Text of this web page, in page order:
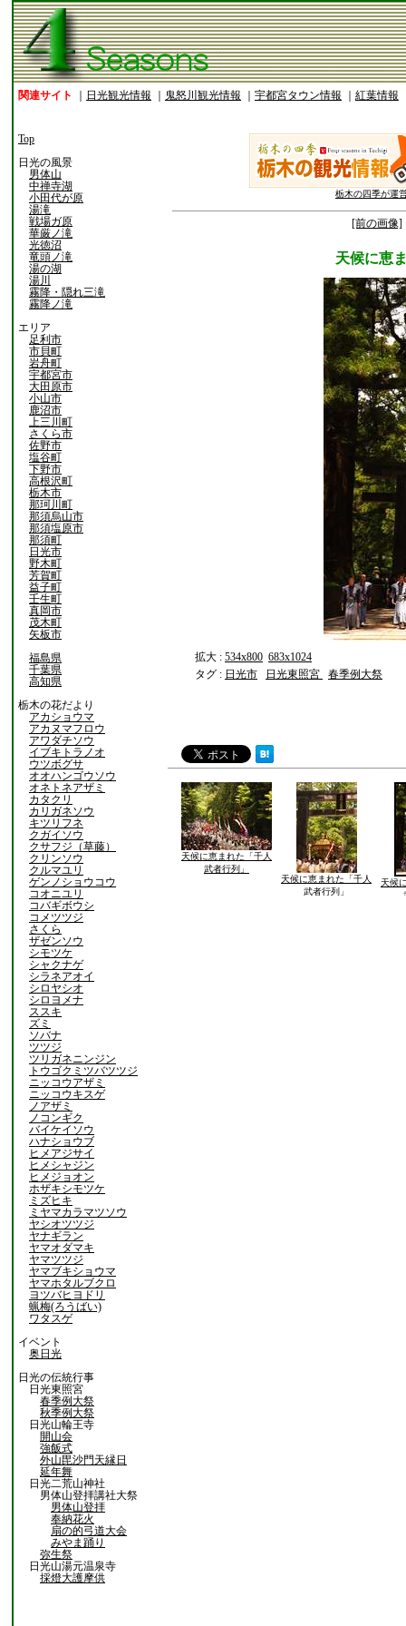
関連サイト 日光観光情報 鬼怒川観光情報 宇都宮タウン情報 紅葉情報
Top
日光の風景
男体山
中禅寺湖
小田代が原
湯滝
戦場ガ原
華厳ノ滝
光徳沼
竜頭ノ滝
湯の湖
湯川
霧降・隠れ三滝
霧降ノ滝
エリア
足利市
市貝町
岩舟町
宇都宮市
大田原市
小山市
鹿沼市
上三川町
さくら市
佐野市
塩谷町
下野市
高根沢町
栃木市
那珂川町
那須烏山市
那須塩原市
那須町
日光市
野木町
芳賀町
益子町
壬生町
真岡市
茂木町
矢板市
福島県
千葉県
高知県
栃木の花だより
アカショウマ
アカヌマフロウ
アワダチソウ
イブキトラノオ
ウツボグサ
オオハンゴウソウ
オネトネアザミ
カタクリ
カリガネソウ
キツリフネ
クガイソウ
クサフジ（草藤）
クリンソウ
クルマユリ
ゲンノショウコウ
コオニユリ
コバギボウシ
コメツツジ
さくら
ザゼンソウ
シモツケ
シャクナゲ
シラネアオイ
シロヤシオ
シロヨメナ
ススキ
ズミ
ソバナ
ツツジ
ツリガネニンジン
トウゴクミツバツツジ
ニッコウアザミ
ニッコウキスゲ
ノアザミ
ノコンギク
バイケイソウ
ハナショウブ
ヒメアジサイ
ヒメシャジン
ヒメジョオン
ホザキシモツケ
ミズヒキ
ミヤマカラマツソウ
ヤシオツツジ
ヤナギラン
ヤマオダマキ
ヤマツツジ
ヤマブキショウマ
ヤマホタルブクロ
ヨツバヒヨドリ
蝋梅(ろうばい)
ワタスゲ
イベント
奥日光
日光の伝統行事
日光東照宮
春季例大祭
秋季例大祭
日光山輪王寺
開山会
強飯式
外山毘沙門天縁日
延年舞
日光二荒山神社
男体山登拝講社大祭
男体山登拝
奉納花火
扇の的弓道大会
みやま踊り
弥生祭
日光山湯元温泉寺
採燈大護摩供
栃木の四季が運
[前の画像]
天候に恵
拡大 : 534x800 683x1024
タグ : 日光市 日光東照宮 春季例大祭
天候に恵まれた「千人
武者行列」
天候に恵まれた「千人
武者行列」
天候